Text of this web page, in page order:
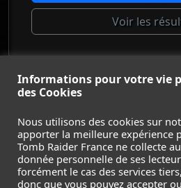
Voir les
Informations pour votre vie
des Cookies
Nous utilisons des cookies sur
apporter la meilleure expérience
Tomb Raider France ne collecte
donnée personnelle de ses
forcément le cas des services
donc que vous pouvez accepter
© Tomb Raider
Lara Croft et Tomb Raider sont
Square Enix
ACCUEIL- TOMB RAIDER-
CATALYST - LARA CROFT-
MENTIONS